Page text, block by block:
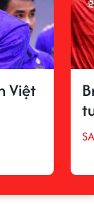
Việt